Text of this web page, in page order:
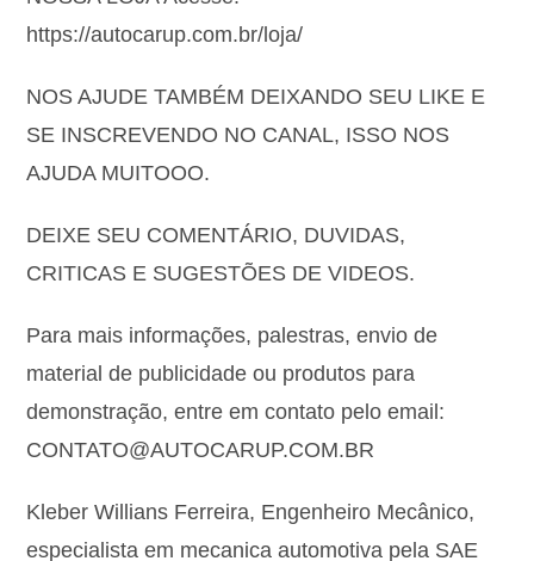
https://autocarup.com.br/loja/
NOS AJUDE TAMBÉM DEIXANDO SEU LIKE E
SE INSCREVENDO NO CANAL, ISSO NOS
AJUDA MUITOOO.
DEIXE SEU COMENTÁRIO, DUVIDAS,
CRITICAS E SUGESTÕES DE VIDEOS.
Para mais informações, palestras, envio de
material de publicidade ou produtos para
demonstração, entre em contato pelo email:
CONTATO@AUTOCARUP.COM.BR
Kleber Willians Ferreira, Engenheiro Mecânico,
especialista em mecanica automotiva pela SAE